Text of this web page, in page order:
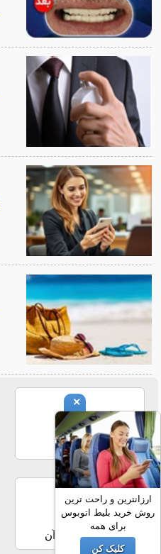
فال حافظ
استخاره با قرآن
×
ارزانترین و راحت ترین
روش خرید بلیط اتوبوس
برای همه
کلیک کن